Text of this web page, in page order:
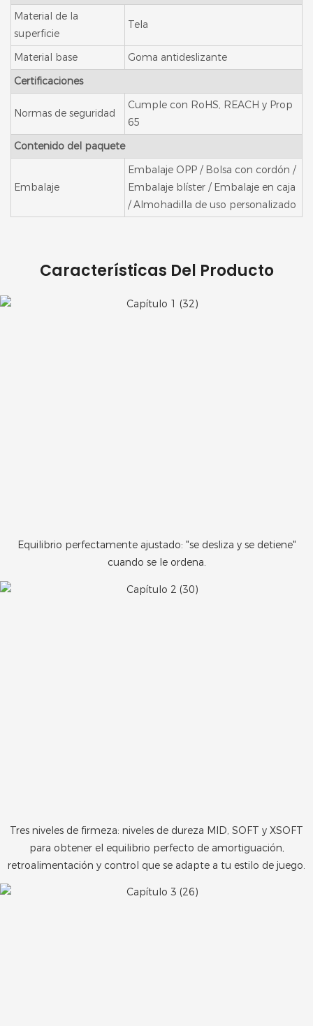
Material de la
superficie
Tela
Material base
Goma antideslizante
Certificaciones
Normas de seguridad
Cumple con RoHS, REACH y Prop
65
Contenido del paquete
Embalaje
Embalaje OPP / Bolsa con cordón /
Embalaje blíster / Embalaje en caja
/ Almohadilla de uso personalizado
Características Del Producto
Equilibrio perfectamente ajustado: "se desliza y se detiene"
cuando se le ordena.
Tres niveles de firmeza: niveles de dureza MID, SOFT y XSOFT
para obtener el equilibrio perfecto de amortiguación,
retroalimentación y control que se adapte a tu estilo de juego.